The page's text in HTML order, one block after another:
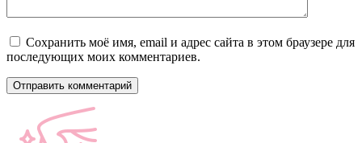
Сохранить моё имя, email и адрес сайта в этом браузере для
последующих моих комментариев.